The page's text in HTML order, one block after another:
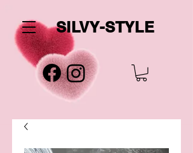
SILVY-STYLE